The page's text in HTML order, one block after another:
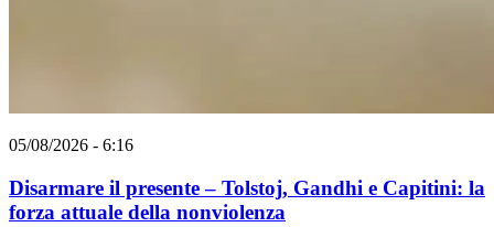
05/08/2026 - 6:16
Disarmare il presente – Tolstoj, Gandhi e Capitini: la
forza attuale della nonviolenza